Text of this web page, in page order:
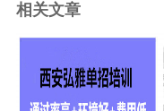
相关文章